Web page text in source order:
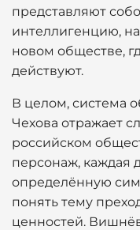
представляют
интеллигенцию,
новом обществе,
действуют.
В целом, система
Чехова отражает
российском
персонаж, каждая
определённую
понять тему
ценностей.